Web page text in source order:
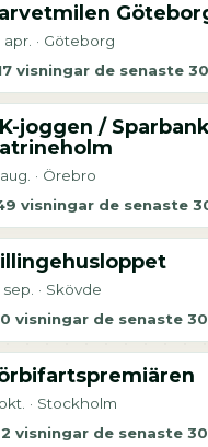
apr. · Göteborg
visningar de senaste
joggen /
aug. · Örebro
visningar de senaste
sep. · Skövde
visningar de senaste
· Stockholm
visningar de senaste